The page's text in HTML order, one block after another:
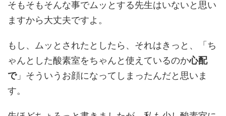
そもそもそんな事でムッとする先生はいないと思い
ますから大丈夫ですよ。
もし、ムッとされたとしたら、それはきっと、「ち
ゃんとした酸素室をちゃんと使えているのか心配
で」そういうお顔になってしまったんだと思いま
す。